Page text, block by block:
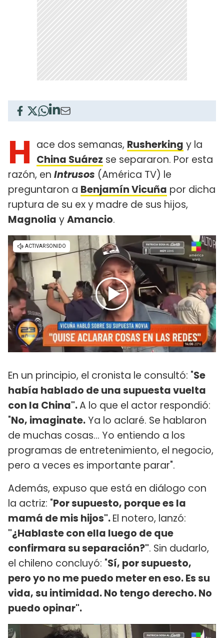
H ace dos semanas, Rusherking y la
China Suárez se separaron. Por esta
razón, en Intrusos (América TV) le
preguntaron a Benjamín Vicuña por dicha
ruptura de su ex y madre de sus hijos,
Magnolia yAmancio.
En un principio, el cronista le consultó: "Se
había hablado de una supuesta vuelta
con la China".A lo que el actor respondió:
"No, imaginate.Ya lo aclaré. Se hablaron
de muchas cosas... Yo entiendo a los
programas de entretenimiento, el negocio,
pero a veces es importante parar".
Además, expuso que está en diálogo con
la actriz: "Por supuesto, porque es la
mamá de mis hijos".El notero, lanzó:
"¿Hablaste con ella luego de que
confirmara su separación?". Sin dudarlo,
el chileno concluyó: "Sí, por supuesto,
pero yo no me puedo meter en eso. Es su
vida, su intimidad. No tengo derecho. No
puedo opinar".